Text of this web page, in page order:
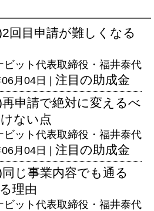
回目申請が難しくなる
ビット代表取締役・福井泰代
月04日 | 注目の助成金
申請で絶対に変えるべ
ない点
ビット代表取締役・福井泰代
月04日 | 注目の助成金
じ事業内容でも通る
理由
ビット代表取締役・福井泰代